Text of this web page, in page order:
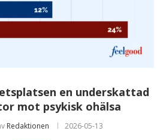
en underskattad
mot psykisk ohälsa
Redaktionen 2026-05-13